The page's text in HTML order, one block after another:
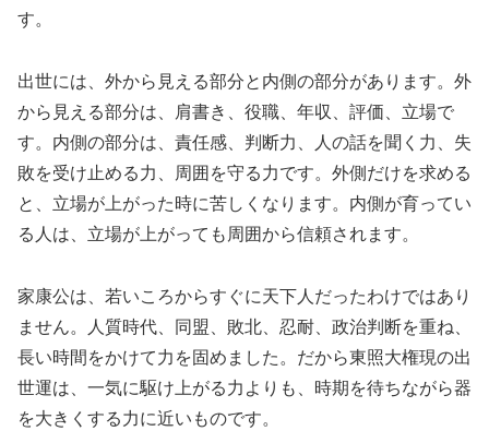
す。
出世には、外から見える部分と内側の部分があります。外
から見える部分は、肩書き、役職、年収、評価、立場で
す。内側の部分は、責任感、判断力、人の話を聞く力、失
敗を受け止める力、周囲を守る力です。外側だけを求める
と、立場が上がった時に苦しくなります。内側が育ってい
る人は、立場が上がっても周囲から信頼されます。
家康公は、若いころからすぐに天下人だったわけではあり
ません。人質時代、同盟、敗北、忍耐、政治判断を重ね、
長い時間をかけて力を固めました。だから東照大権現の出
世運は、一気に駆け上がる力よりも、時期を待ちながら器
を大きくする力に近いものです。